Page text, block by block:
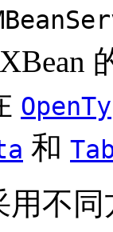
和
不